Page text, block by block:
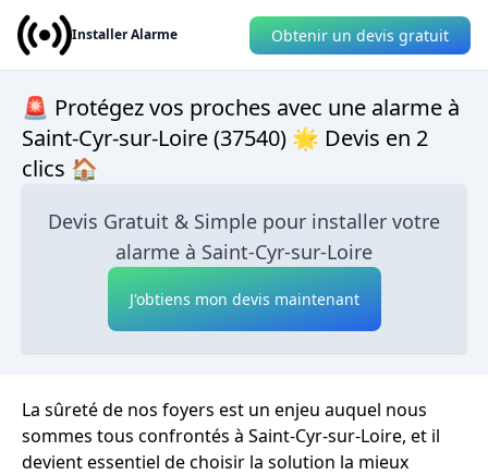
Installer Alarme Obtenir un devis gratuit
🚨 Protégez vos proches avec une alarme à
Saint-Cyr-sur-Loire (37540) 🌟 Devis en 2
clics 🏠
Devis Gratuit & Simple pour installer votre
alarme à Saint-Cyr-sur-Loire
J'obtiens mon devis maintenant
La sûreté de nos foyers est un enjeu auquel nous
sommes tous confrontés à Saint-Cyr-sur-Loire, et il
devient essentiel de choisir la solution la mieux